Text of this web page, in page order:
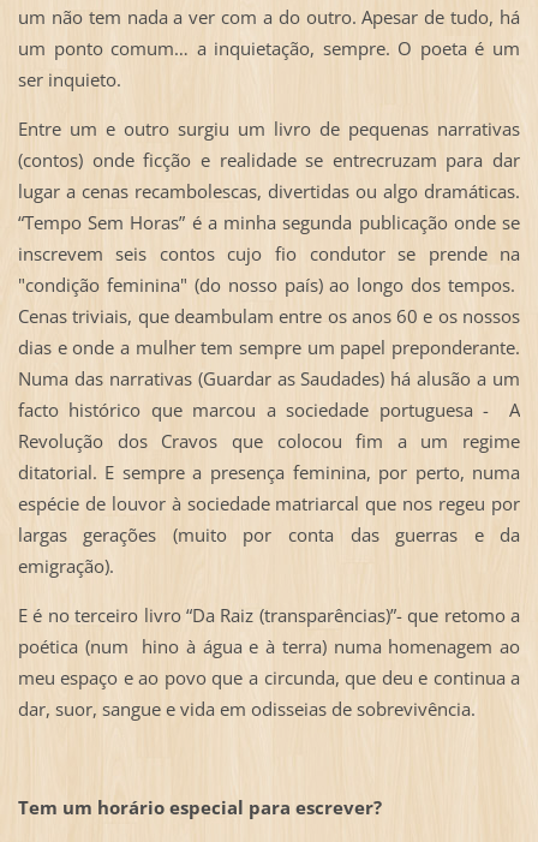
um não tem nada a ver com a do outro. Apesar de tudo, há
um ponto comum… a inquietação, sempre. O poeta é um
ser inquieto.
Entre um e outro surgiu um livro de pequenas narrativas
(contos) onde ficção e realidade se entrecruzam para dar
lugar a cenas recambolescas, divertidas ou algo dramáticas.
“Tempo Sem Horas” é a minha segunda publicação onde se
inscrevem seis contos cujo fio condutor se prende na
"condição feminina" (do nosso país) ao longo dos tempos.
Cenas triviais, que deambulam entre os anos 60 e os nossos
dias e onde a mulher tem sempre um papel preponderante.
Numa das narrativas (Guardar as Saudades) há alusão a um
facto histórico que marcou a sociedade portuguesa - A
Revolução dos Cravos que colocou fim a um regime
ditatorial. E sempre a presença feminina, por perto, numa
espécie de louvor à sociedade matriarcal que nos regeu por
largas gerações (muito por conta das guerras e da
emigração).
E é no terceiro livro “Da Raiz (transparências)”- que retomo a
poética (num hino à água e à terra) numa homenagem ao
meu espaço e ao povo que a circunda, que deu e continua a
dar, suor, sangue e vida em odisseias de sobrevivência.
Tem um horário especial para escrever?